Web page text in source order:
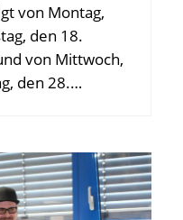
von Montag,
den 18.
von Mittwoch,
den 28.…